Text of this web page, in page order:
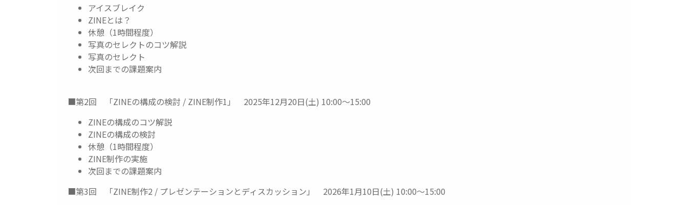
アイスブレイク
ZINEとは？
休憩（1時間程度）
写真のセレクトのコツ解説
写真のセレクト
次回までの課題案内
■第2回 「ZINEの構成の検討 / ZINE制作1」 2025年12月20日(土) 10:00～15:00
ZINEの構成のコツ解説
ZINEの構成の検討
休憩（1時間程度）
ZINE制作の実施
次回までの課題案内
■第3回 「ZINE制作2 / プレゼンテーションとディスカッション」 2026年1月10日(土) 10:00～15:00